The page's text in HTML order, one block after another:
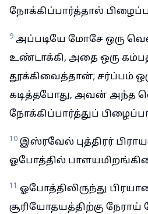
நோக்கிப்பார்த்தால்
9 அப்படியே மோசே ஒரு
உண்டாக்கி, அதை ஒரு
தூக்கிவைத்தான்; சர்ப்பம்
கடித்தபோது, அவன் அந்த
நோக்கிப்பார்த்துப்
10 இஸ்ரவேல் புத்திரர்
ஓபோத்தில்
11 ஓபோத்திலிருந்து
சூரியோதயத்திற்கு நேராய்